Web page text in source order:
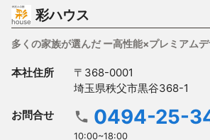
彩ハウス
多くの家族が選んだ ー高性能×プレミアム
本社住所
〒368-0001
埼玉県秩父市黒谷368-1
お問合せ 0494-25-
10:00~18:00